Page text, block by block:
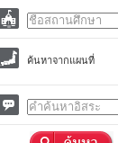
ค้นหาจากแผนที่